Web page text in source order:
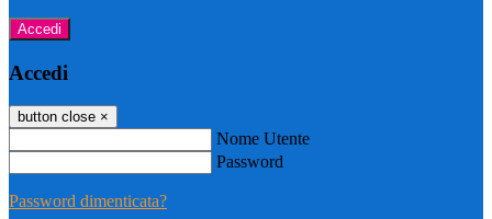
Accedi
Accedi
button close ×
Nome Utente
Password
Password dimenticata?